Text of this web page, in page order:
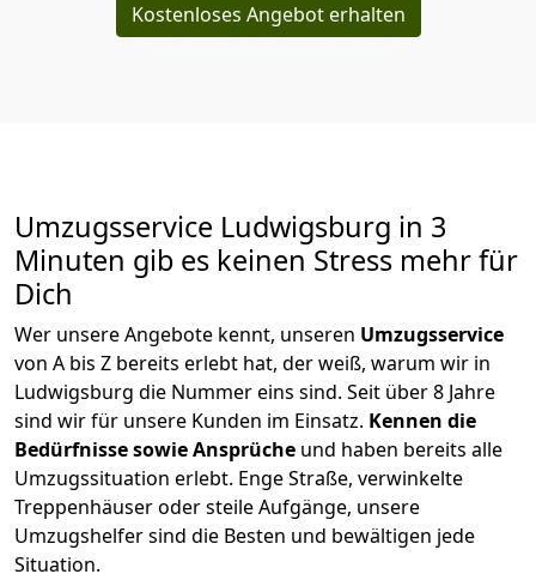
Kostenloses Angebot erhalten
Umzugsservice Ludwigsburg in 3
Minuten gib es keinen Stress mehr für
Dich
Wer unsere Angebote kennt, unseren Umzugsservice
von A bis Z bereits erlebt hat, der weiß, warum wir in
Ludwigsburg die Nummer eins sind. Seit über 8 Jahre
sind wir für unsere Kunden im Einsatz. Kennen die
Bedürfnisse sowie Ansprüche und haben bereits alle
Umzugssituation erlebt. Enge Straße, verwinkelte
Treppenhäuser oder steile Aufgänge, unsere
Umzugshelfer sind die Besten und bewältigen jede
Situation.